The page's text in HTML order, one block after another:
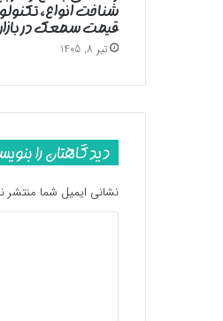
شناخت انواع،
قیمت سمعک در بازار
تیر 8, 1405
دیدگاهتان را
نشانی ایمیل شما منتشر